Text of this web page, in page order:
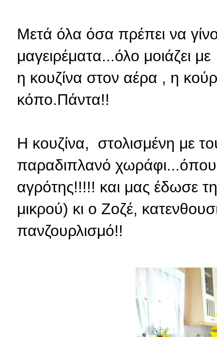
Μετά όλα όσα πρέπει να
μαγειρέματα...όλο μοιάζει
η κουζίνα στον αέρα , η
κόπο.Πάντα!!
Η κουζίνα, στολισμένη με
παραδιπλανό
αγρότης!!!!! και μας έδωσε
μικρού) κι ο Ζοζέ,
πανζουρλισμό!!